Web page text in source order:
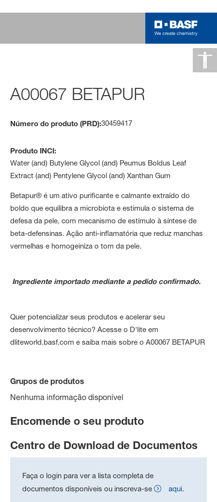
A00067 BETAPUR
Número do produto (PRD):30459417
Produto INCI:
Water (and) Butylene Glycol (and) Peumus Boldus Leaf
Extract (and) Pentylene Glycol (and) Xanthan Gum
Betapur® é um ativo purificante e calmante extraído do
boldo que equilibra a microbiota e estimula o sistema de
defesa da pele, com mecanismo de estímulo à síntese de
beta-defensinas. Ação anti-inflamatória que reduz manchas
vermelhas e homogeiniza o tom da pele.
Ingrediente importado mediante a pedido confirmado.
Quer potencializar seus produtos e acelerar seu
desenvolvimento técnico? Acesse o D'lite em
dliteworld.basf.com e saiba mais sobre o A00067 BETAPUR
Grupos de produtos
Nenhuma informação disponível
Encomende o seu produto
Centro de Download de Documentos
Faça o login para ver a lista completa de
documentos disponíveis ou inscreva-se
aqui.